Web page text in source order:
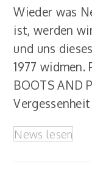
Wieder was
ist, werden
und uns
1977
BOOTS AND
News lesen